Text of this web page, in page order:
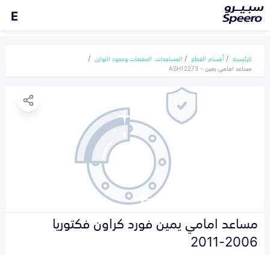
E
الرئيسية أقسام القطع
المساعدات، المقصات وعمود التوازن
مساعد امامي يمين - ASH12273
مساعد امامي يمين فورد كراون فكتوريا
2006-2011